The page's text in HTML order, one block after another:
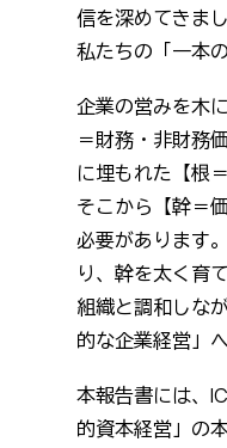
信を深めてきま
私たちの「一本
企業の営みを木
＝財務・非財務
に埋もれた【根
そこから【幹＝
必要があります
り、幹を太く育
組織と調和しな
的な企業経営」
本報告書には、
的資本経営」の